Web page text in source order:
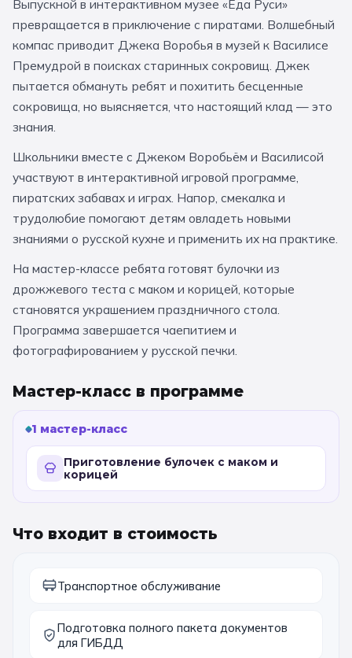
За кулисами театров
Усадьбы и заповедники Экологические
Народные промыслы Интерактивные
Квесты Мастер-классы
🎓 ПО КЛАССАМ
Все классы
Дошкольники
Начальные классы
7 класс 8 класс
9 класс 10 класс
Все предметы Литература
География Ещё 7
🏛️ МУЗЕИ
Дарвиновский музей
📍 ПО ГОРОДАМ
Великий Новгород Алтай Архангельск
Рязань Мурманск Волгоград
Выпускной в интерактивном музее «Еда Руси»
превращается в приключение с пиратами. Волшебный
компас приводит Джека Воробья в музей к Василисе
Премудрой в поисках старинных сокровищ. Джек
пытается обмануть ребят и похитить бесценные
сокровища, но выясняется, что настоящий клад — это
знания.
Школьники вместе с Джеком Воробьём и Василисой
участвуют в интерактивной игровой программе,
пиратских забавах и играх. Напор, смекалка и
трудолюбие помогают детям овладеть новыми
знаниями о русской кухне и применить их на практике.
На мастер-классе ребята готовят булочки из
дрожжевого теста с маком и корицей, которые
становятся украшением праздничного стола.
Программа завершается чаепитием и
фотографированием у русской печки.
Мастер-класс в программе
1 мастер-класс
Приготовление булочек с маком и
корицей
Что входит в стоимость
Транспортное обслуживание
Подготовка полного пакета документов
для ГИБДД